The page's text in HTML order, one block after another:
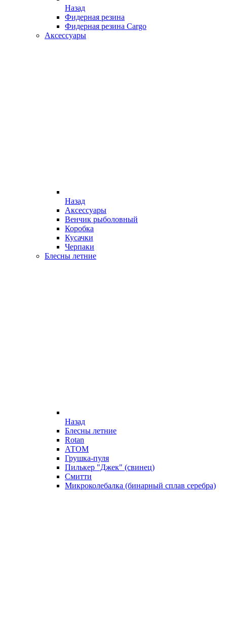
Назад
Фидерная резина
Фидерная резина Cargo
Аксессуары
Назад
Аксессуары
Венчик рыболовный
Коробка
Кусачки
Черпаки
Блесны летние
Назад
Блесны летние
Rotan
АТОМ
Грушка-пуля
Пилькер "Джек" (свинец)
Смитти
Микроколебалка (бинарный сплав серебра)